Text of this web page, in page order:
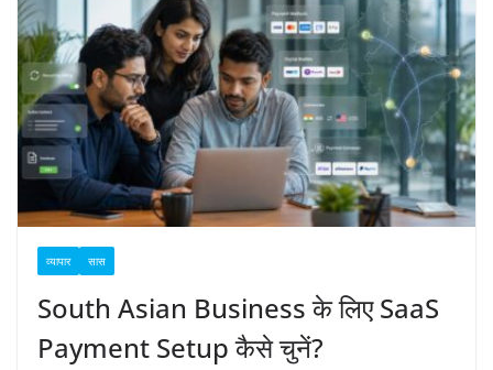
व्यापार सास
South Asian Business के लिए SaaS
Payment Setup कैसे चुनें?